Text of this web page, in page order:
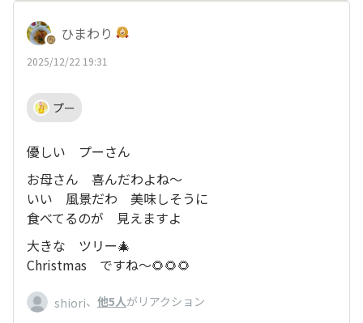
ひまわり
2025/12/22 19:31
プー
優しい プーさん
お母さん 喜んだわよね〜
いい 風景だわ 美味しそうに
食べてるのが 見えますよ
大きな ツリー🎄
Christmas ですね〜🌻🌻🌻
shiori、 他5人がリアクション